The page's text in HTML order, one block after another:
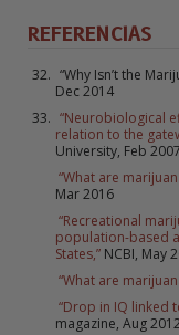
REFERENCIAS
“Why Isn’t the
Dec 2014
“Neurobiological
relation to the
University, Feb 2007
“What are
Mar 2016
“Recreational
population-based
States,” NCBI, May
“What are
“Drop in IQ linked
magazine, Aug 2012